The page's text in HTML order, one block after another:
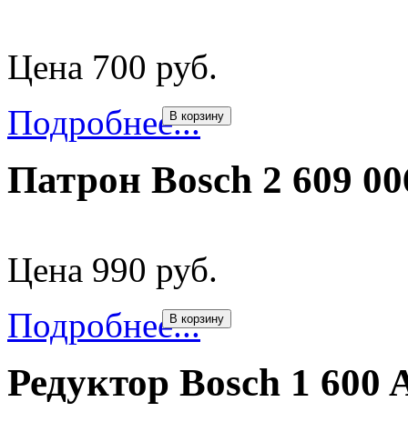
Цена 700 руб.
Подробнее...
В корзину
Патрон Bosch 2 609
Цена 990 руб.
Подробнее...
В корзину
Редуктор Bosch 1 600